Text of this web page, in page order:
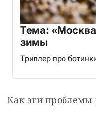
Тема:
зимы
Триллер про
Как эти проблемы